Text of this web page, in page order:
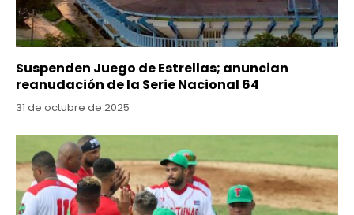
Suspenden Juego de Estrellas; anuncian
reanudación de la Serie Nacional 64
31 de octubre de 2025